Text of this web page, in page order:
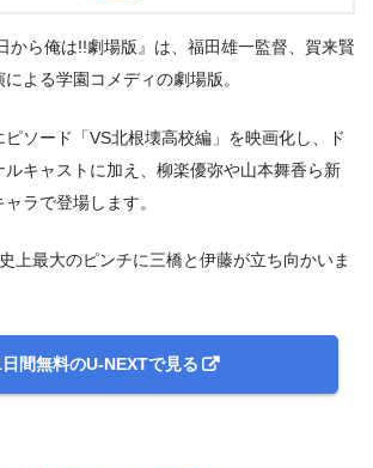
から俺は!!劇場版』は、福田雄一監督、賀来賢
よる学園コメディの劇場版。
ピソード「VS北根壊高校編」を映画化し、ド
ルキャストに加え、柳楽優弥や山本舞香ら新
ラで登場します。
上最大のピンチに三橋と伊藤が立ち向かいま
間無料のU-NEXTで見る